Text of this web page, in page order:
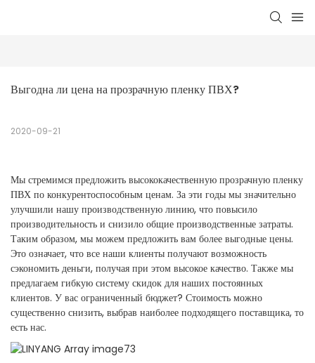
Выгодна ли цена на прозрачную пленку ПВХ?
2020-09-21
Мы стремимся предложить высококачественную прозрачную пленку
ПВХ по конкурентоспособным ценам. За эти годы мы значительно
улучшили нашу производственную линию, что повысило
производительность и снизило общие производственные затраты.
Таким образом, мы можем предложить вам более выгодные цены.
Это означает, что все наши клиенты получают возможность
сэкономить деньги, получая при этом высокое качество. Также мы
предлагаем гибкую систему скидок для наших постоянных
клиентов. У вас ограниченный бюджет? Стоимость можно
существенно снизить, выбрав наиболее подходящего поставщика, то
есть нас.